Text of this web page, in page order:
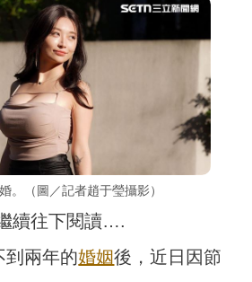
。（圖／記者趙于瑩攝影）
續往下閱讀….
到兩年的婚姻後，近日因節